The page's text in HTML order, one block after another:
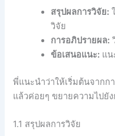
สรุปผลการวิจัย:
วิจัย
การอภิปรายผล:
ข้อเสนอแนะ: แน
พี่แนะนำว่าให้เริ่มต้นจาก
แล้วค่อยๆ ขยายความไปยั
1.1 สรุปผลการวิจัย